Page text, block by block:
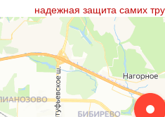
надежная защита самих